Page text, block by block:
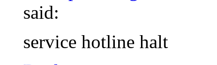
said:
service hotline halt